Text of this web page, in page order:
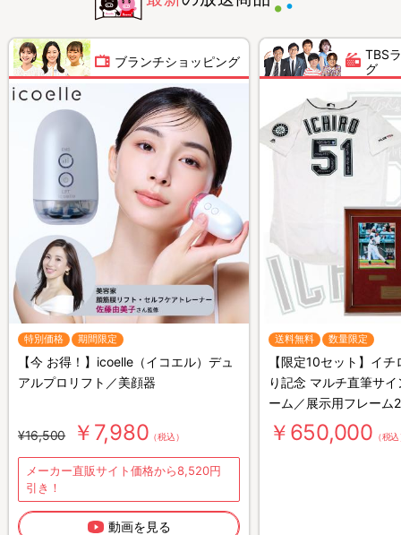
ブランチショッピング
特別価格 期間限定
【今 お得！】icoelle（イコエル）デュ
アルプロリフト／美顔器
¥16,500 ￥7,980 （税込）
メーカー直販サイト価格から8,520円
引き！
動画を見る
TBS
グ
送料無料 数量限定
【限定10セット】イ
り記念 マルチ直筆サ
ーム／展示用フレーム
￥650,000 （税